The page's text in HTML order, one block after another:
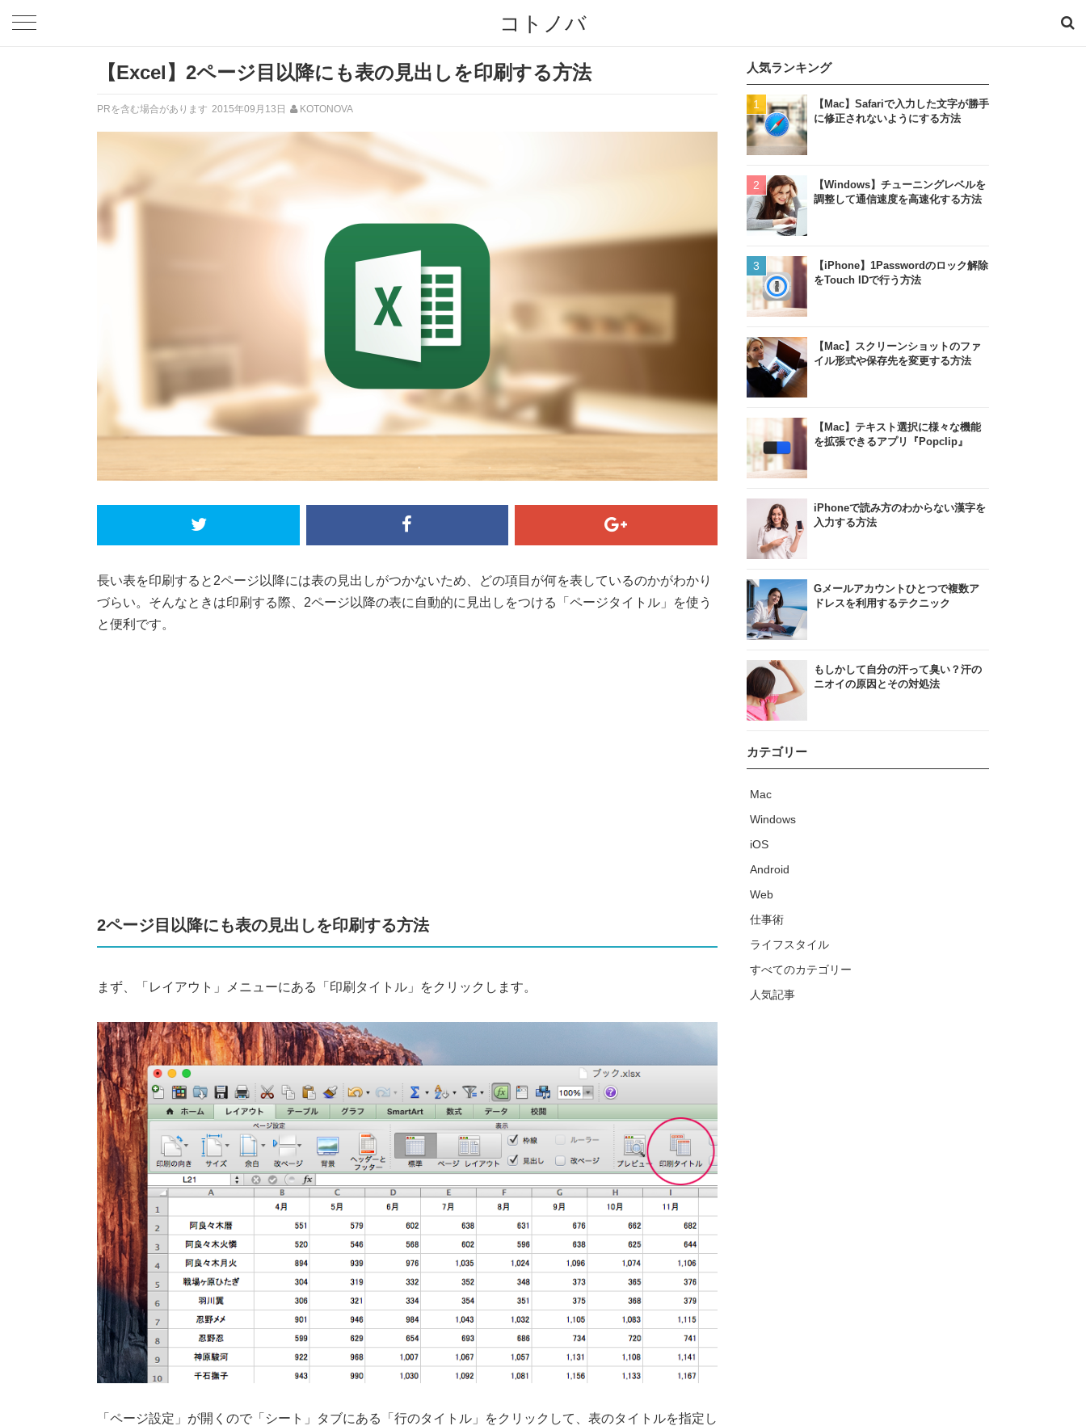
コトノバ
【Excel】2ページ目以降にも表の見出しを印刷する方法
PRを含む場合があります 2015年09月13日 KOTONOVA
長い表を印刷すると2ページ以降には表の見出しがつかないため、どの項目が何を表しているのかがわかり
づらい。そんなときは印刷する際、2ページ以降の表に自動的に見出しをつける「ページタイトル」を使う
と便利です。
2ページ目以降にも表の見出しを印刷する方法
まず、「レイアウト」メニューにある「印刷タイトル」をクリックします。
「ページ設定」が開くので「シート」タブにある「行のタイトル」をクリックして、表のタイトルを指定し
人気ランキング
【Mac】Safariで入力した文字が勝手
に修正されないようにする方法
【Windows】チューニングレベルを
調整して通信速度を高速化する方法
【iPhone】1Passwordのロック解除
をTouch IDで行う方法
【Mac】スクリーンショットのファ
イル形式や保存先を変更する方法
【Mac】テキスト選択に様々な機能
を拡張できるアプリ『Popclip』
iPhoneで読み方のわからない漢字を
入力する方法
Gメールアカウントひとつで複数ア
ドレスを利用するテクニック
もしかして自分の汗って臭い？汗の
ニオイの原因とその対処法
カテゴリー
Mac
Windows
iOS
Android
Web
仕事術
ライフスタイル
すべてのカテゴリー
人気記事